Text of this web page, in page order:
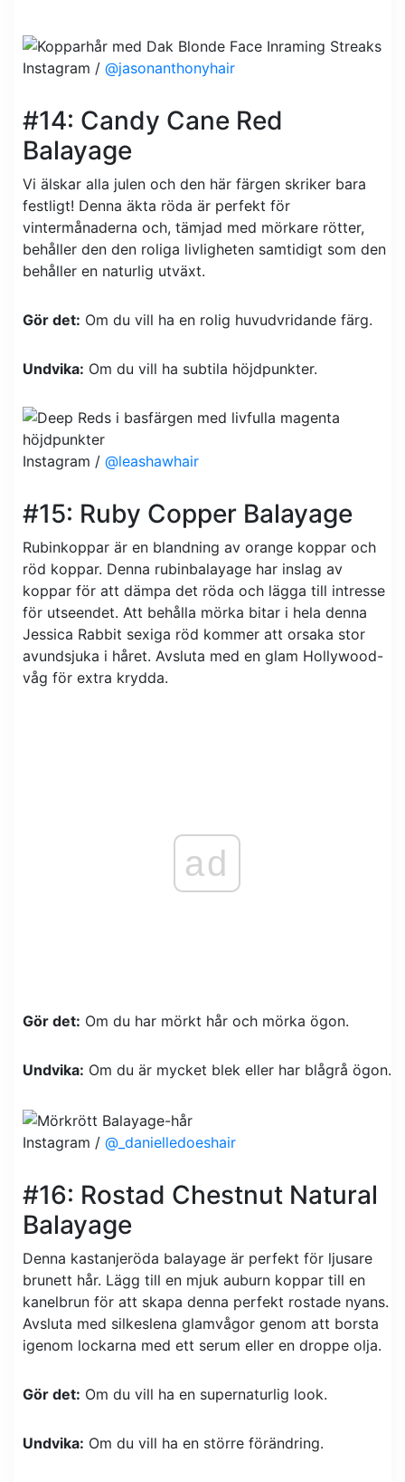
Instagram / @jasonanthonyhair
#14: Candy Cane Red
Balayage
Vi älskar alla julen och den här färgen skriker bara
festligt! Denna äkta röda är perfekt för
vintermånaderna och, tämjad med mörkare rötter,
behåller den den roliga livligheten samtidigt som den
behåller en naturlig utväxt.
Gör det: Om du vill ha en rolig huvudvridande färg.
Undvika: Om du vill ha subtila höjdpunkter.
Instagram / @leashawhair
#15: Ruby Copper Balayage
Rubinkoppar är en blandning av orange koppar och
röd koppar. Denna rubinbalayage har inslag av
koppar för att dämpa det röda och lägga till intresse
för utseendet. Att behålla mörka bitar i hela denna
Jessica Rabbit sexiga röd kommer att orsaka stor
avundsjuka i håret. Avsluta med en glam Hollywood-
våg för extra krydda.
ad
Gör det: Om du har mörkt hår och mörka ögon.
Undvika: Om du är mycket blek eller har blågrå ögon.
Instagram / @_danielledoeshair
#16: Rostad Chestnut Natural
Balayage
Denna kastanjeröda balayage är perfekt för ljusare
brunett hår. Lägg till en mjuk auburn koppar till en
kanelbrun för att skapa denna perfekt rostade nyans.
Avsluta med silkeslena glamvågor genom att borsta
igenom lockarna med ett serum eller en droppe olja.
Gör det: Om du vill ha en supernaturlig look.
Undvika: Om du vill ha en större förändring.